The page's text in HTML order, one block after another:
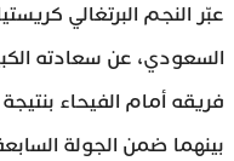
عبّر النجم البرتغالي
السعودي، عن سعادته
بينهما ضمن الجولة